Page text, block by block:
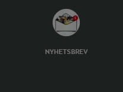
NYHETSBREV